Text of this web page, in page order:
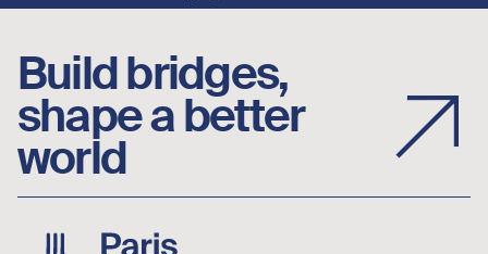
Build bridges,
shape a better
world
Image